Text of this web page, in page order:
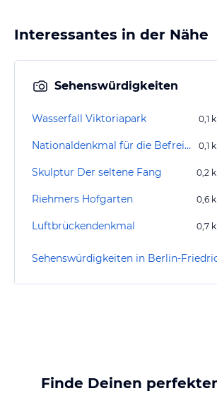
Interessantes in der Nähe
Sehenswürdigkeiten
Wasserfall Viktoriapark 0,1
Nationaldenkmal für die Befreiungskriege 0,1
Skulptur Der seltene Fang 0,2
Riehmers Hofgarten 0,6
Luftbrückendenkmal 0,7
Finde Deinen